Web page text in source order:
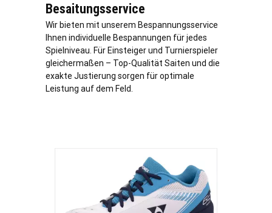
Besaitungsservice
Wir bieten mit unserem Bespannungsservice
Ihnen individuelle Bespannungen für jedes
Spielniveau. Für Einsteiger und Turnierspieler
gleichermaßen – Top-Qualität Saiten und die
exakte Justierung sorgen für optimale
Leistung auf dem Feld.